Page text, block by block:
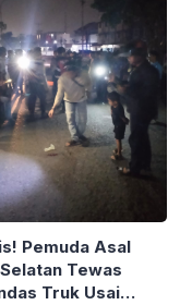
Pemuda Asal
Tewas
Truk Usai